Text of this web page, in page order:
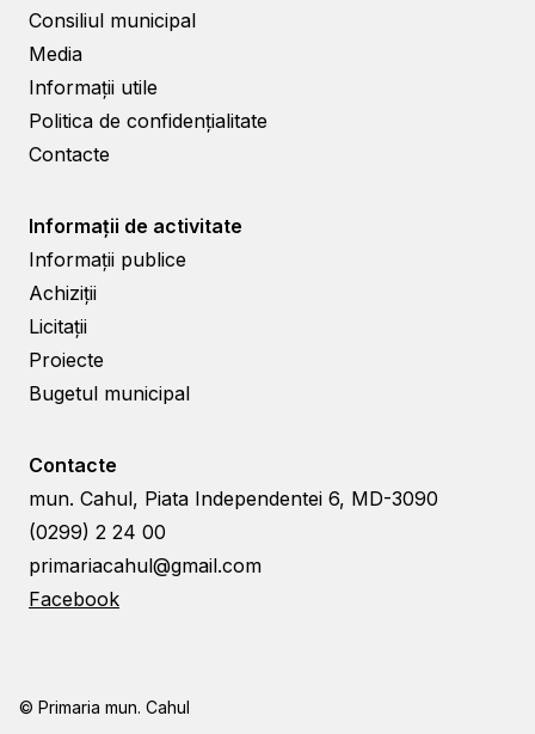
Consiliul municipal
Media
Informații utile
Politica de confidențialitate
Contacte
Informații de activitate
Informații publice
Achiziții
Licitații
Proiecte
Bugetul municipal
Contacte
mun. Cahul, Piata Independentei 6, MD-3090
(0299) 2 24 00
primariacahul@gmail.com
Facebook
© Primaria mun. Cahul